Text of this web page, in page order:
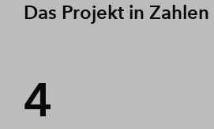
Das Projekt in Zahlen
4